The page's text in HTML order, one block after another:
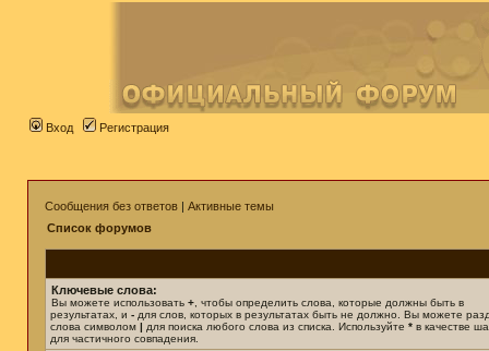
Вход Регистрация
Сообщения без ответов | Активные темы
Список форумов
Ключевые слова:
Вы можете использовать + , чтобы определить слова, которые должны быть в
результатах, и - для слов, которых в результатах быть не должно. Вы можете
слова символом | для поиска любого слова из списка. Используйте * в качестве
для частичного совпадения.